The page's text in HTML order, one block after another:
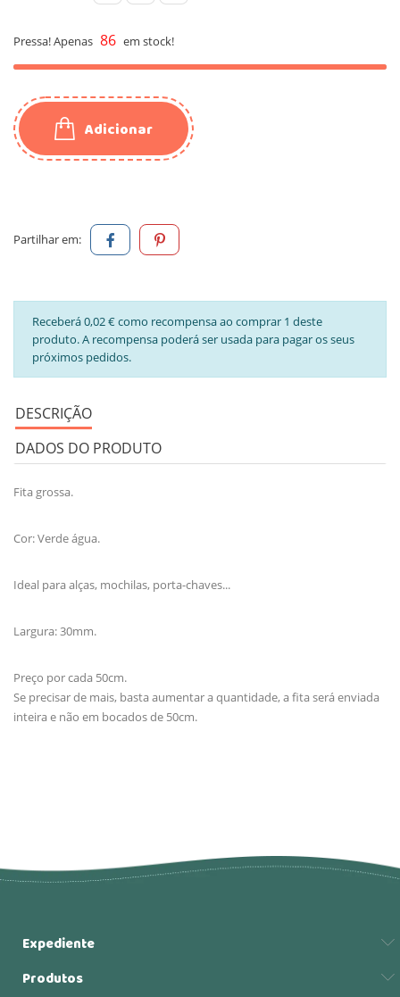
Pressa! Apenas 86 em stock!
Adicionar
Partilhar em:
Receberá 0,02 € como recompensa ao comprar 1 deste
produto. A recompensa poderá ser usada para pagar os seus
próximos pedidos.
DESCRIÇÃO
DADOS DO PRODUTO
Fita grossa.
Cor: Verde água.
Ideal para alças, mochilas, porta-chaves...
Largura: 30mm.
Preço por cada 50cm.
Se precisar de mais, basta aumentar a quantidade, a fita será enviada
inteira e não em bocados de 50cm.
Expediente
Produtos